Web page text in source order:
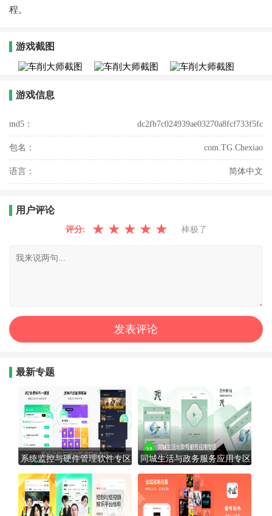
程。
游戏截图
游戏信息
md5： dc2fb7c024939ae03270a8fcf733f5fc
包名： com.TG.Chexiao
语言： 简体中文
用户评论
评分: ★ ★ ★ ★ ★ 棒极了
最新专题
系统监控与硬件管理软件专区 同城生活与政务服务应用专区